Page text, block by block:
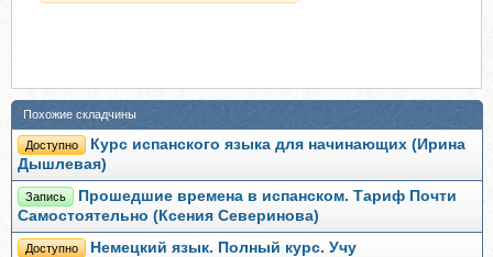
Похожие складчины
Доступно
Курс испанского языка для начинающих (Ирина
Дышлевая)
Запись
Прошедшие времена в испанском. Тариф Почти
Самостоятельно (Ксения Северинова)
Доступно
Немецкий язык. Полный курс. Учу